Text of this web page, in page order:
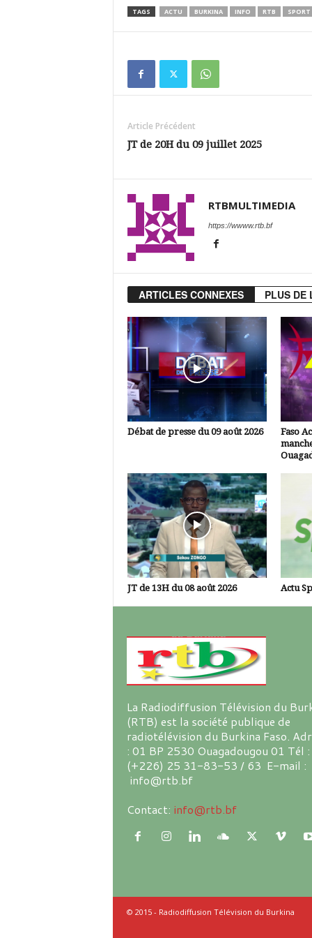
TAGS ACTU BURKINA INFO RTB SPORT
Article Précédent
JT de 20H du 09 juillet 2025
RTBMULTIMEDIA
https://wwww.rtb.bf
ARTICLES CONNEXES PLUS DE
Débat de presse du 09 août 2026
Faso
JT de 13H du 08 août 2026 Actu
La Radiodiffusion Télévision du
(RTB) est la société publique de
radiotélévision du Burkina Faso.
: 01 BP 2530 Ouagadougou 01 Tél :
(+226) 25 31-83-53 / 63 E-mail :
info@rtb.bf
Contact: info@rtb.bf
© 2015 - Radiodiffusion Télévision du Burkina